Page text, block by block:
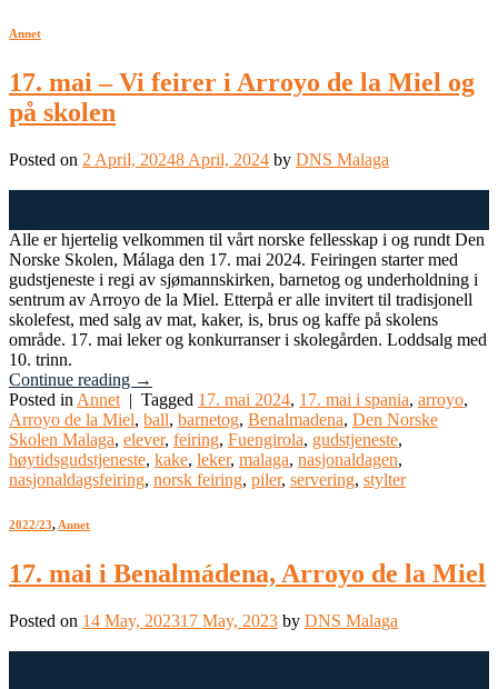
Annet
17. mai – Vi feirer i Arroyo de la Miel og
på skolen
Posted on 2 April, 20248 April, 2024 by DNS Malaga
Alle er hjertelig velkommen til vårt norske fellesskap i og rundt Den
Norske Skolen, Málaga den 17. mai 2024. Feiringen starter med
gudstjeneste i regi av sjømannskirken, barnetog og underholdning i
sentrum av Arroyo de la Miel. Etterpå er alle invitert til tradisjonell
skolefest, med salg av mat, kaker, is, brus og kaffe på skolens
område. 17. mai leker og konkurranser i skolegården. Loddsalg med
10. trinn.
Continue reading →
Posted in Annet | Tagged 17. mai 2024, 17. mai i spania, arroyo,
Arroyo de la Miel, ball, barnetog, Benalmadena, Den Norske
Skolen Malaga, elever, feiring, Fuengirola, gudstjeneste,
høytidsgudstjeneste, kake, leker, malaga, nasjonaldagen,
nasjonaldagsfeiring, norsk feiring, piler, servering, stylter
2022/23, Annet
17. mai i Benalmádena, Arroyo de la Miel
Posted on 14 May, 202317 May, 2023 by DNS Malaga